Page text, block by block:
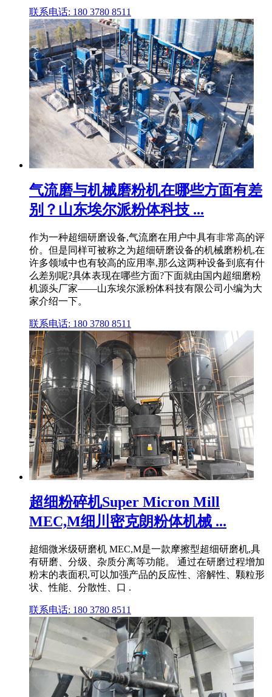
联系电话: 180 3780 8511
气流磨与机械磨粉机在哪些方面有差
别？山东埃尔派粉体科技 ...
作为一种超细研磨设备,气流磨在用户中具有非常高的评
价。但是同样可被称之为超细研磨设备的机械磨粉机,在
许多领域中也有较高的应用率,那么这两种设备到底有什
么差别呢?具体表现在哪些方面?下面就由国内超细磨粉
机源头厂家——山东埃尔派粉体科技有限公司小编为大
家介绍一下。
联系电话: 180 3780 8511
超细粉碎机Super Micron Mill
MEC,M细川密克朗粉体机械 ...
超细微米级研磨机 MEC,M是一款摩擦型超细研磨机,具
有研磨、分级、杂质分离等功能。 通过在研磨过程增加
粉末的表面积,可以加强产品的反应性、溶解性、颗粒形
状、性能、分散性、口 .
联系电话: 180 3780 8511